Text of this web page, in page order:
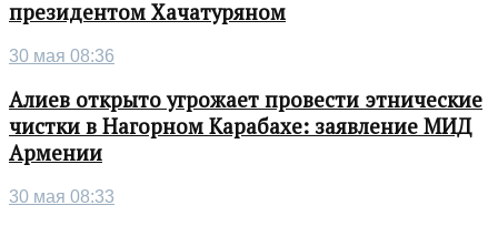
президентом Хачатуряном
30 мая 08:36
Алиев открыто угрожает провести этнические
чистки в Нагорном Карабахе: заявление МИД
Армении
30 мая 08:33